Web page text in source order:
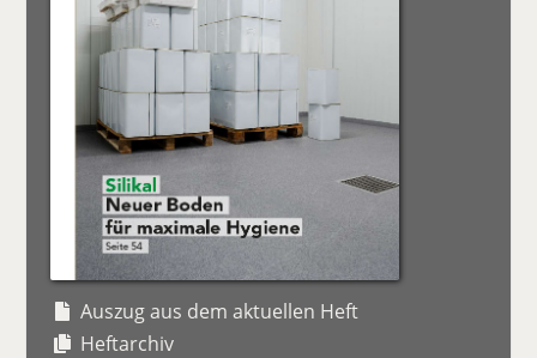
Auszug aus dem aktuellen Heft
Heftarchiv